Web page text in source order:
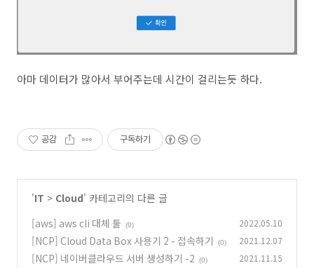
아마 데이터가 많아서 부어주는데 시간이 걸리는듯 하다.
공감 구독하기
'IT > Cloud' 카테고리의 다른 글
[aws] aws cli 대체 툴
(0) 2022.05.10
[NCP] Cloud Data Box 사용기 2 - 접속하기 (0) 2021.12.07
[NCP] 네이버클라우드 서버 생성하기 -2 (0) 2021.11.15